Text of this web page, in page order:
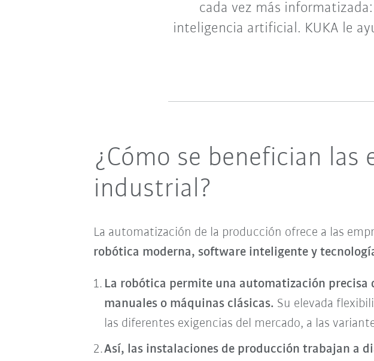
cada vez más
inteligencia artificial. KUKA le
¿Cómo se benefician
industrial?
La automatización de la producción ofrece a las
robótica moderna, software inteligente y
La robótica permite una automatización precisa
manuales o máquinas clásicas. Su elevada
las diferentes exigencias del mercado, a las
Así, las instalaciones de producción trabajan a